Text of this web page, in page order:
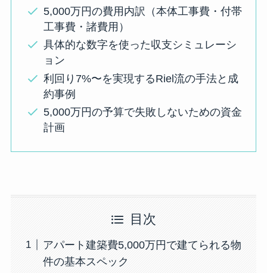
5,000万円の費用内訳（本体工事費・付帯
工事費・諸費用）
具体的な数字を使った収支シミュレーシ
ョン
利回り7%〜を実現するRiel流の手法と成
約事例
5,000万円の予算で失敗しないための資金
計画
目次
アパート建築費5,000万円で建てられる物
件の基本スペック